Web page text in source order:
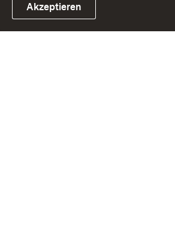
Link zum Landesportal
Akzeptieren